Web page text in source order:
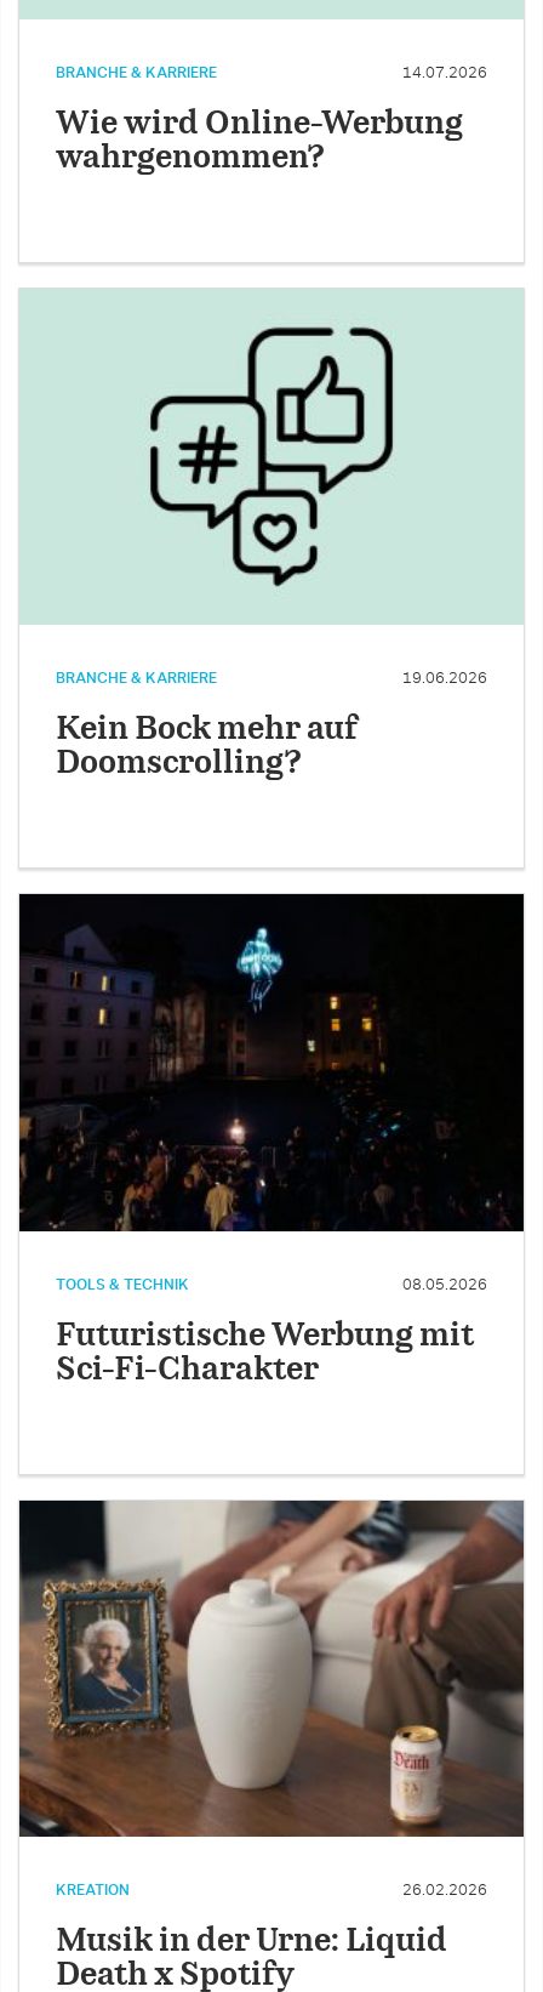
BRANCHE & KARRIERE 14.07.2026
Wie wird Online-Werbung
wahrgenommen?
BRANCHE & KARRIERE 19.06.2026
Kein Bock mehr auf
Doomscrolling?
TOOLS & TECHNIK 08.05.2026
Futuristische Werbung mit
Sci-Fi-Charakter
KREATION 26.02.2026
Musik in der Urne: Liquid
Death x Spotify